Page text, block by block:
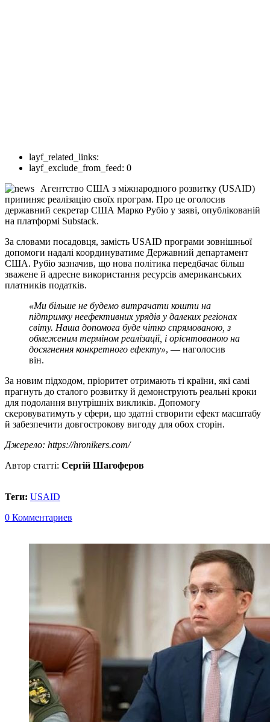
layf_related_links:
layf_exclude_from_feed: 0
Агентство США з міжнародного розвитку (USAID)
припиняє реалізацію своїх програм. Про це оголосив
державний секретар США Марко Рубіо у заяві, опублікованій
на платформі Substack.
За словами посадовця, замість USAID програми зовнішньої
допомоги надалі координуватиме Державний департамент
США. Рубіо зазначив, що нова політика передбачає більш
зважене й адресне використання ресурсів американських
платників податків.
«Ми більше не будемо витрачати кошти на
підтримку неефективних урядів у далеких регіонах
світу. Наша допомога буде чітко спрямованою, з
обмеженим терміном реалізації, і орієнтованою на
досягнення конкретного ефекту», — наголосив
він.
За новим підходом, пріоритет отримають ті країни, які самі
прагнуть до сталого розвитку й демонструють реальні кроки
для подолання внутрішніх викликів. Допомогу
скеровуватимуть у сфери, що здатні створити ефект масштабу
й забезпечити довгострокову вигоду для обох сторін.
Джерело: https://hronikers.com/
Автор статті: Сергій Шагоферов
Теги: USAID
0 Комментариев